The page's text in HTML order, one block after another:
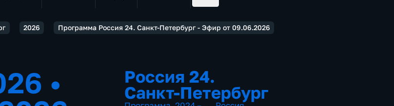
2026 Программа Россия 24. Санкт-Петербург - Эфир от 09.06.2026
•
Россия 24.
Санкт-Петербург